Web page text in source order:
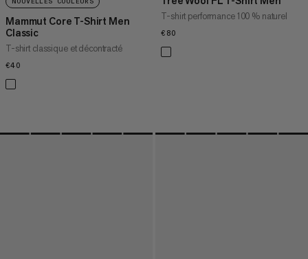
Mammut Core T-Shirt Men
Classic
T-shirt classique et décontracté
€40
T-shirt performance 100 % naturel
€80